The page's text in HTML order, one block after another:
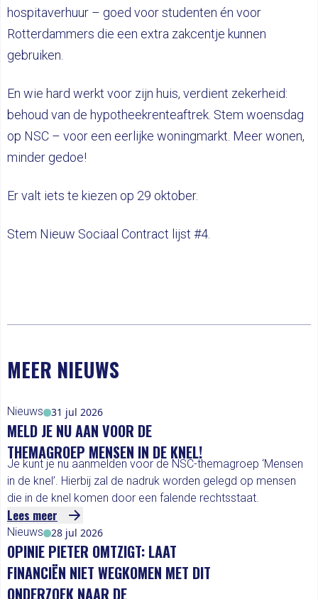
hospitaverhuur – goed voor studenten én voor
Rotterdammers die een extra zakcentje kunnen
gebruiken.
En wie hard werkt voor zijn huis, verdient zekerheid:
behoud van de hypotheekrenteaftrek. Stem woensdag
op NSC – voor een eerlijke woningmarkt. Meer wonen,
minder gedoe!
Er valt iets te kiezen op 29 oktober.
Stem Nieuw Sociaal Contract lijst #4.
MEER NIEUWS
Nieuws 31 jul 2026
MELD JE NU AAN VOOR DE
THEMAGROEP MENSEN IN DE KNEL!
Je kunt je nu aanmelden voor de NSC-themagroep ‘Mensen
in de knel’. Hierbij zal de nadruk worden gelegd op mensen
die in de knel komen door een falende rechtsstaat.
Lees meer
Nieuws 28 jul 2026
OPINIE PIETER OMTZIGT: LAAT
FINANCIËN NIET WEGKOMEN MET DIT
ONDERZOEK NAAR DE